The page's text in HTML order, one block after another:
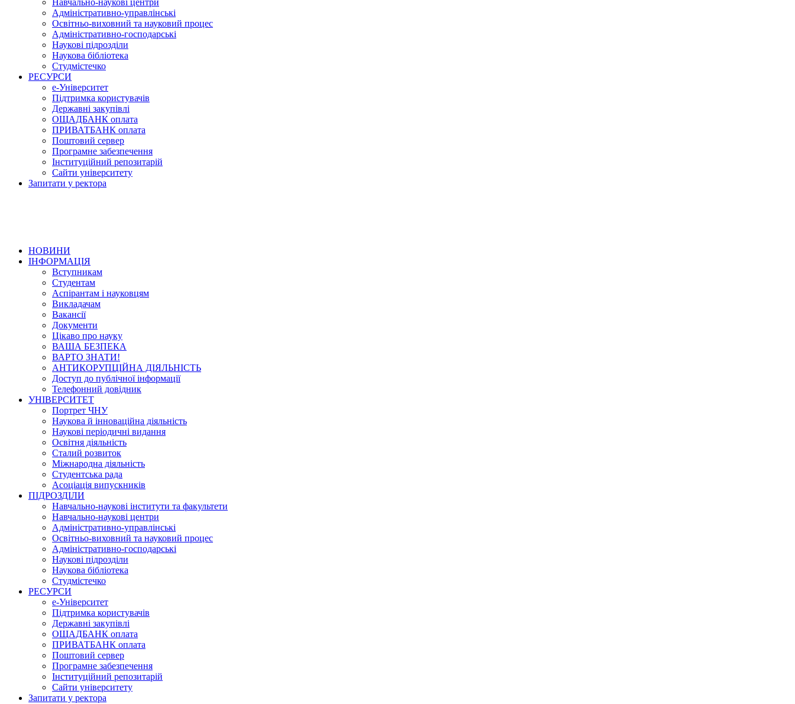
Навчально-наукові центри
Адміністративно-управлінські
Освітньо-виховний та науковий процес
Адміністративно-господарські
Наукові підрозділи
Наукова бібліотека
Студмістечко
РЕСУРСИ
е-Університет
Підтримка користувачів
Державні закупівлі
ОЩАДБАНК оплата
ПРИВАТБАНК оплата
Поштовий сервер
Програмне забезпечення
Інституційний репозитарій
Сайти університету
Запитати у ректора
НОВИНИ
ІНФОРМАЦІЯ
Вступникам
Студентам
Аспірантам і науковцям
Викладачам
Вакансії
Документи
Цікаво про науку
ВАША БЕЗПЕКА
ВАРТО ЗНАТИ!
АНТИКОРУПЦІЙНА ДІЯЛЬНІСТЬ
Доступ до публічної інформації
Телефонний довідник
УНІВЕРСИТЕТ
Портрет ЧНУ
Наукова й інноваційна діяльність
Наукові періодичні видання
Освітня діяльність
Сталий розвиток
Міжнародна діяльність
Студентська рада
Асоціація випускників
ПІДРОЗДІЛИ
Навчально-наукові інститути та факультети
Навчально-наукові центри
Адміністративно-управлінські
Освітньо-виховний та науковий процес
Адміністративно-господарські
Наукові підрозділи
Наукова бібліотека
Студмістечко
РЕСУРСИ
е-Університет
Підтримка користувачів
Державні закупівлі
ОЩАДБАНК оплата
ПРИВАТБАНК оплата
Поштовий сервер
Програмне забезпечення
Інституційний репозитарій
Сайти університету
Запитати у ректора